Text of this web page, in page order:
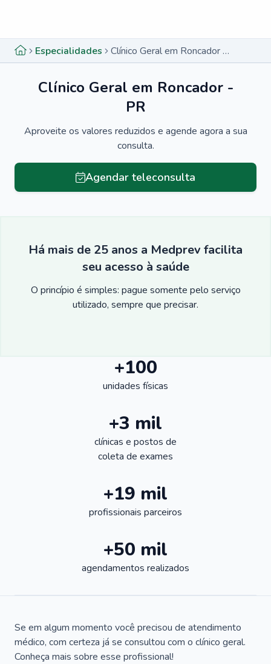
Especialidades Clínico Geral em Roncador - PR
Clínico Geral em Roncador -
PR
Aproveite os valores reduzidos e agende agora a sua
consulta.
Agendar teleconsulta
Há mais de 25 anos a Medprev facilita
seu acesso à saúde
O princípio é simples: pague somente pelo serviço
utilizado, sempre que precisar.
+100
unidades físicas
+3 mil
clínicas e postos de
coleta de exames
+19 mil
profissionais parceiros
+50 mil
agendamentos realizados
Se em algum momento você precisou de atendimento
médico, com certeza já se consultou com o clínico geral.
Conheça mais sobre esse profissional!